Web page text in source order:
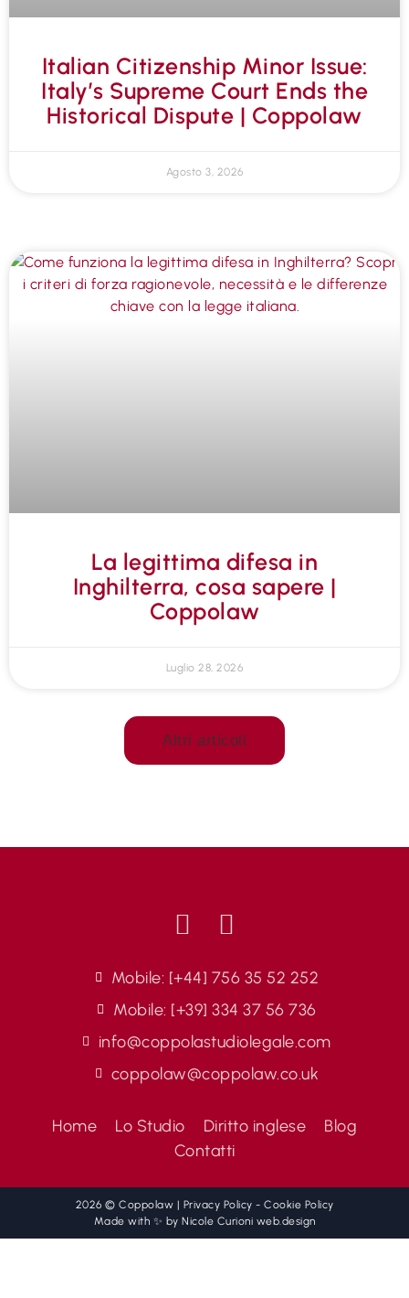
Italian Citizenship Minor Issue:
Italy’s Supreme Court Ends the
Historical Dispute | Coppolaw
Agosto 3, 2026
La legittima difesa in
Inghilterra, cosa sapere |
Coppolaw
Luglio 28, 2026
Altri articoli
Mobile: [+44] 756 35 52 252
Mobile: [+39] 334 37 56 736
info@coppolastudiolegale.com
coppolaw@coppolaw.co.uk
Home Lo Studio Diritto inglese
Blog
Contatti
2026 © Coppolaw | Privacy Policy - Cookie Policy
Made with ✨ by Nicole Curioni web.design